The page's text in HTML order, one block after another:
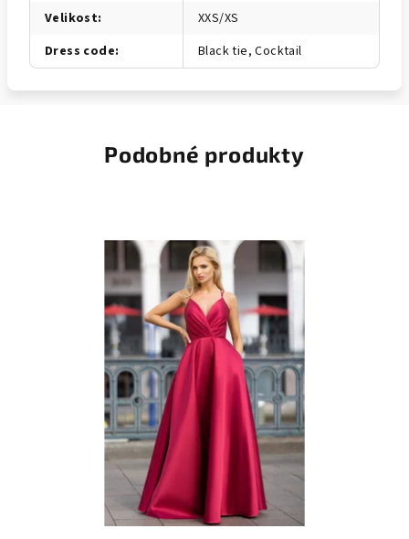
Velikost:
XXS/XS
Dress code: Black tie, Cocktail
Podobné produkty